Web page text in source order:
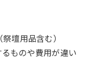
壇用品含む）
ものや費用が違い